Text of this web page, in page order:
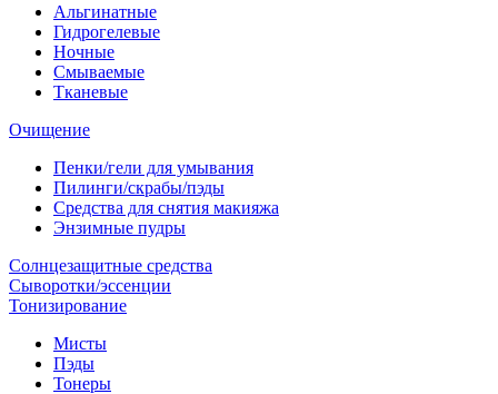
Альгинатные
Гидрогелевые
Ночные
Смываемые
Тканевые
Очищение
Пенки/гели для умывания
Пилинги/скрабы/пэды
Средства для снятия макияжа
Энзимные пудры
Солнцезащитные средства
Сыворотки/эссенции
Тонизирование
Мисты
Пэды
Тонеры